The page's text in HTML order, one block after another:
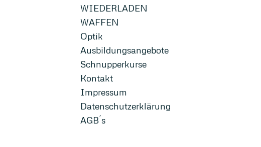
WIEDERLADEN
WAFFEN
Optik
Ausbildungsangebote
Schnupperkurse
Kontakt
Impressum
Datenschutzerklärung
AGB´s